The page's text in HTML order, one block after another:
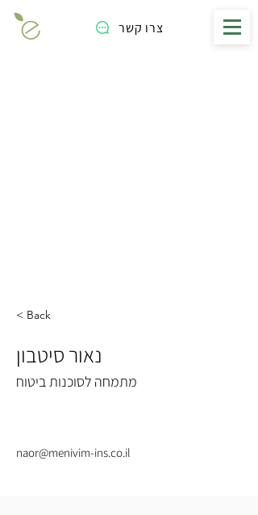
צרו קשר
< Back
נאור סיטבון
מתמחה לסוכנות ביטוח
naor@menivim-ins.co.il